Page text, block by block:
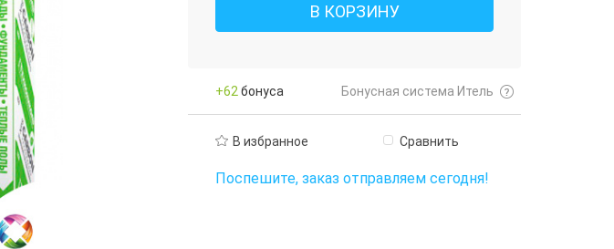
В КОРЗИНУ
+62 бонуса Бонусная система Итель
В избранное Сравнить
Поспешите, заказ отправляем сегодня!